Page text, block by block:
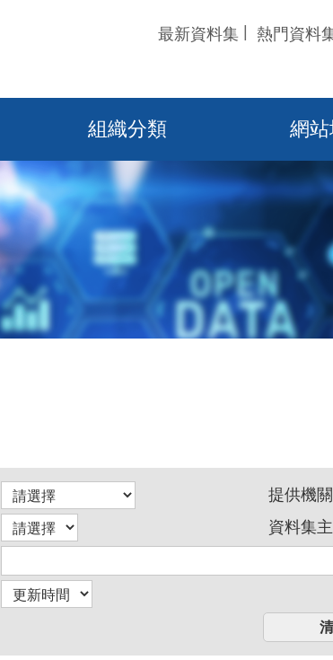
最新資料集 熱門資料
組織分類 網站
提供機關
資料集